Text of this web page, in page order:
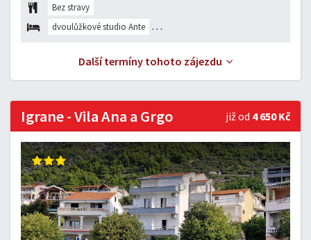
Bez stravy
dvoulůžkové studio Ante
dvou až třílůžkové studio Ante
Další termíny tohoto zájezdu
již od 4 650 Kč
Igrane - Vila Ana a Grgo